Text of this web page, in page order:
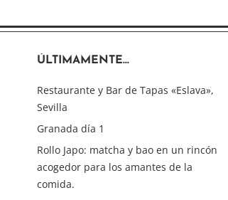
ÚLTIMAMENTE…
Restaurante y Bar de Tapas «Eslava»,
Sevilla
Granada día 1
Rollo Japo: matcha y bao en un rincón
acogedor para los amantes de la
comida.